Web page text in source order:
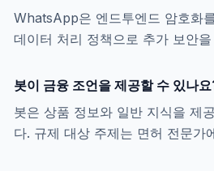
WhatsApp은 엔드투엔드 암호화
데이터 처리 정책으로 추가 보안
봇이 금융 조언을 제공할 수 있나요
봇은 상품 정보와 일반 지식을 제
다. 규제 대상 주제는 면허 전문가